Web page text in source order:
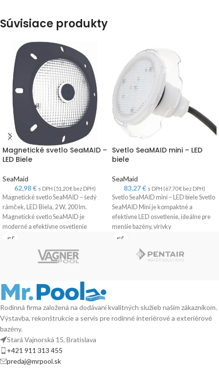
Súvisiace produkty
Magnetické svetlo SeaMAID –
LED Biele
SeaMaid
62,98€ s DPH (51,20€bez DPH)
Magnetické svetlo SeaMAID – šedý
rámček, LED Biela, 2 W, 200 lm.
Magnetické svetlo SeaMAID je
moderné a efektívne osvetlenie
Svetlo SeaMAID mini – LED
biele
SeaMaid
83,27€ s DPH (67,70€bez DPH)
Svetlo SeaMAID mini – LED biele Svetlo
SeaMAID Mini je kompaktné a
efektívne LED osvetlenie, ideálne pre
menšie bazény, vírivky
Rodinná firma založená na dodávaní kvalitných služieb naším zákazníkom.
Výstavba, rekonštrukcie a servis pre rodinné interiérové a exteriérové
bazény.
Stará Vajnorská 15, Bratislava
+421 911 313 455
predaj@mrpool.sk